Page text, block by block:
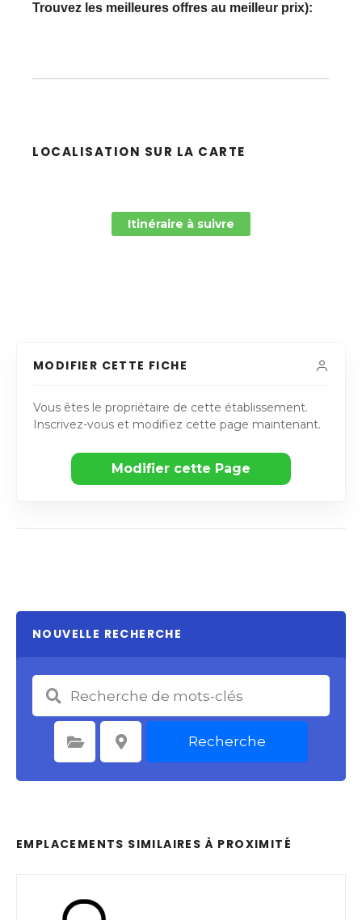
Trouvez les meilleures offres au meilleur prix):
LOCALISATION SUR LA CARTE
Itinéraire à suivre
MODIFIER CETTE FICHE
Vous êtes le propriétaire de cette établissement.
Inscrivez-vous et modifiez cette page maintenant.
Modifier cette Page
NOUVELLE RECHERCHE
Sélectionnez une catégorie Sélectionnez le lieu Recherche
EMPLACEMENTS SIMILAIRES À PROXIMITÉ